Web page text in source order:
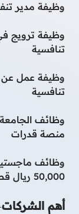
وظيفة مدير
وظيفة ترويج
تنافسية
وظيفة عمل عن
تنافسية
وظائف الجامعة
منصة قدرات
وظائف
50,000 ريال قطري شهريا
أهم الشركات